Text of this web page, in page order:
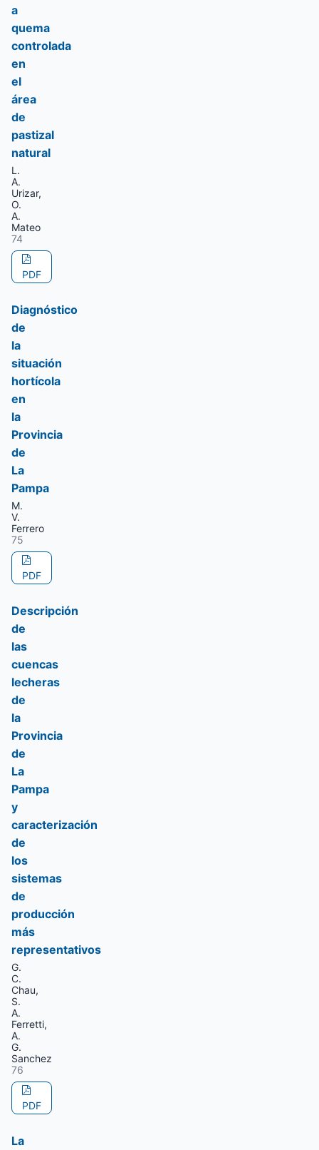
a
quema
controlada
en
el
área
de
pastizal
natural
L.
A.
Urizar,
O.
A.
Mateo
74
PDF
Diagnóstico
de
la
situación
hortícola
en
la
Provincia
de
La
Pampa
M.
V.
Ferrero
75
PDF
Descripción
de
las
cuencas
lecheras
de
la
Provincia
de
La
Pampa
y
caracterización
de
los
sistemas
de
producción
más
representativos
G.
C.
Chau,
S.
A.
Ferretti,
A.
G.
Sanchez
76
PDF
La